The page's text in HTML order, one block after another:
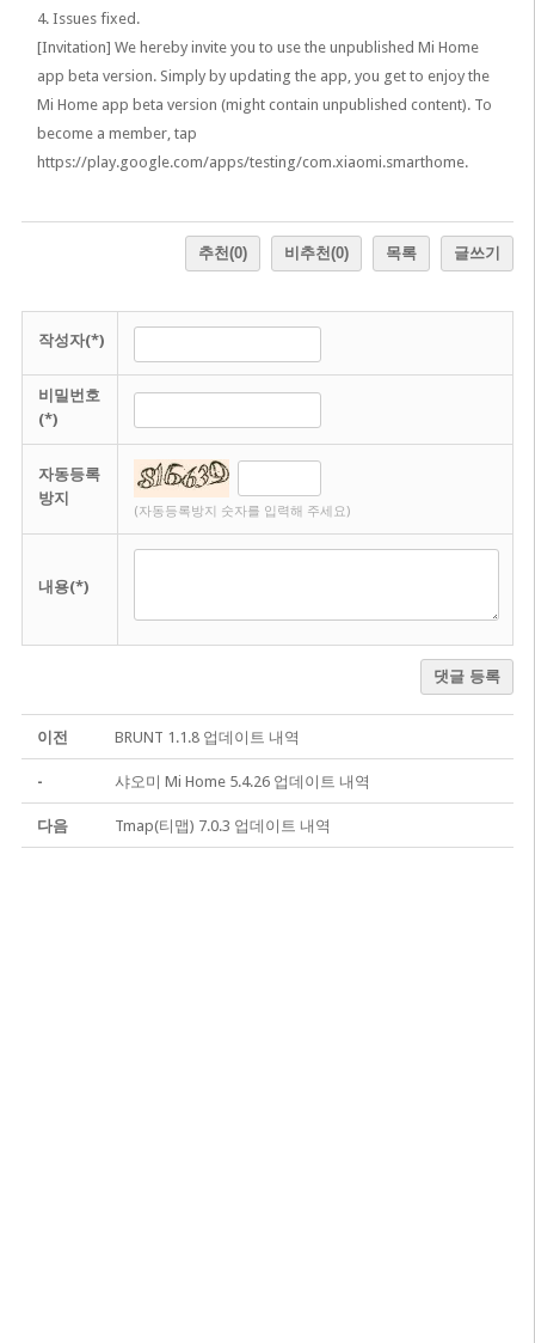
4. Issues fixed.
[Invitation] We hereby invite you to use the unpublished Mi Home
app beta version. Simply by updating the app, you get to enjoy the
Mi Home app beta version (might contain unpublished content). To
become a member, tap
https://play.google.com/apps/testing/com.xiaomi.smarthome.
추천(0) 비추천(0) 목록 글쓰기
작성자(*)
비밀번호
(*)
자동등록
방지
(자동등록방지 숫자를 입력해 주세요)
내용(*)
댓글 등록
이전 BRUNT 1.1.8 업데이트 내역
- 샤오미 Mi Home 5.4.26 업데이트 내역
다음 Tmap(티맵) 7.0.3 업데이트 내역